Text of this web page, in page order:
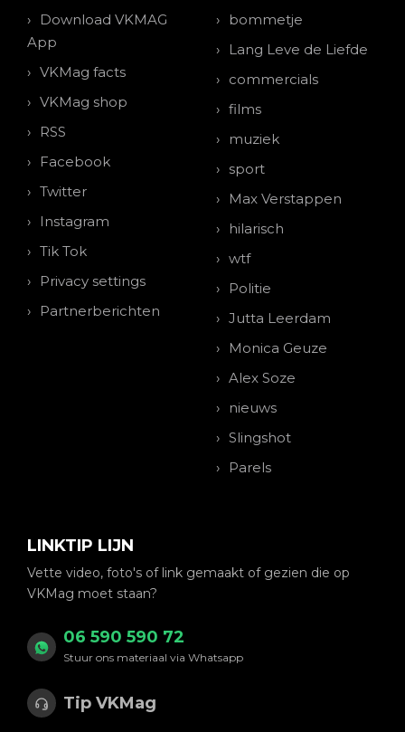
Download VKMAG
App
VKMag facts
VKMag shop
RSS
Facebook
Twitter
Instagram
Tik Tok
Privacy settings
Partnerberichten
bommetje
Lang Leve de Liefde
commercials
films
muziek
sport
Max Verstappen
hilarisch
wtf
Politie
Jutta Leerdam
Monica Geuze
Alex Soze
nieuws
Slingshot
Parels
LINKTIP LIJN
Vette video, foto's of link gemaakt of gezien die op
VKMag moet staan?
06 590 590 72
Stuur ons materiaal via Whatsapp
Tip VKMag